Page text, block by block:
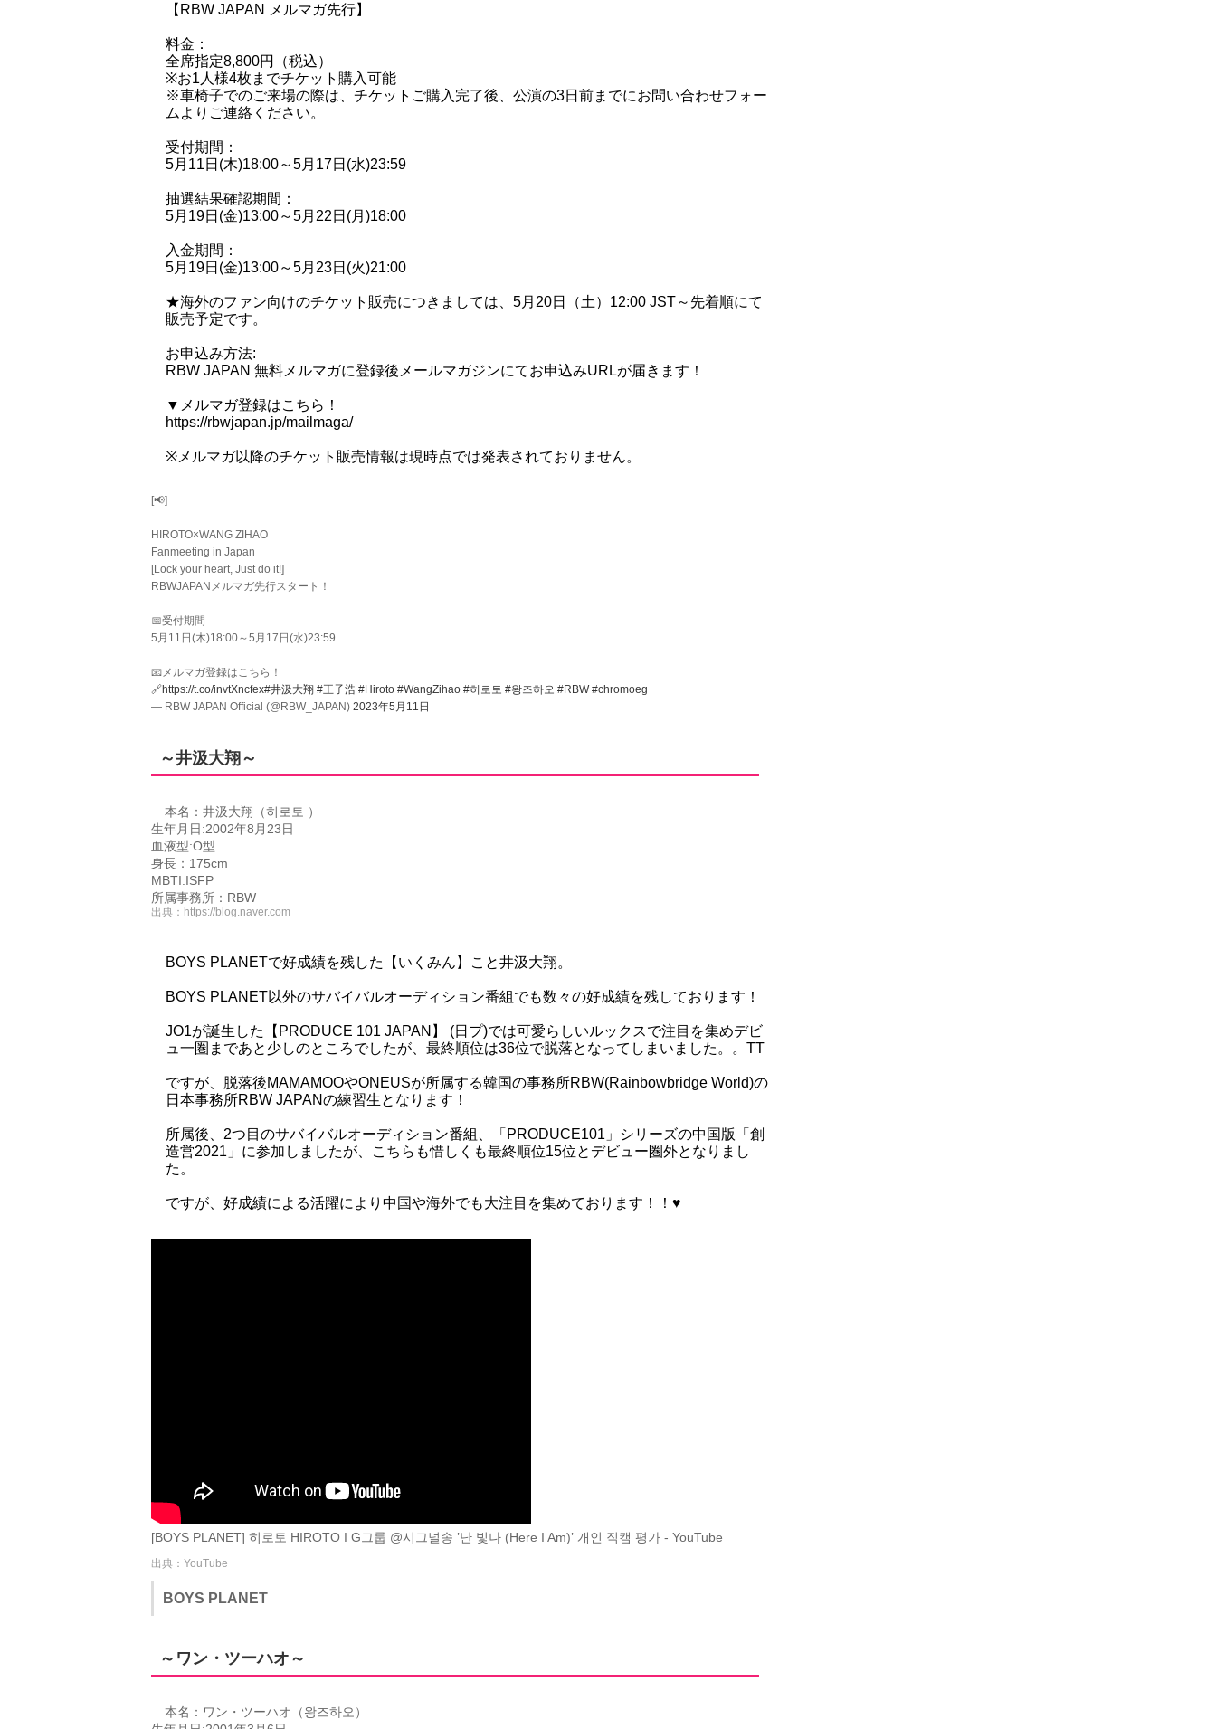
【RBW JAPAN メルマガ先行】
料金：
全席指定8,800円（税込）
※お1人様4枚までチケット購入可能
※車椅子でのご来場の際は、チケットご購入完了後、公演の3日前までにお問い合わせフォー
ムよりご連絡ください。
受付期間：
5月11日(木)18:00～5月17日(水)23:59
抽選結果確認期間：
5月19日(金)13:00～5月22日(月)18:00
入金期間：
5月19日(金)13:00～5月23日(火)21:00
★海外のファン向けのチケット販売につきましては、5月20日（土）12:00 JST～先着順にて
販売予定です。
お申込み方法:
RBW JAPAN 無料メルマガに登録後メールマガジンにてお申込みURLが届きます！
▼メルマガ登録はこちら！
https://rbwjapan.jp/mailmaga/
※メルマガ以降のチケット販売情報は現時点では発表されておりません。
[📢]
HIROTO×WANG ZIHAO
Fanmeeting in Japan
[Lock your heart, Just do it!]
RBWJAPANメルマガ先行スタート！
📅受付期間
5月11日(木)18:00～5月17日(水)23:59
📧メルマガ登録はこちら！
🔗https://t.co/invtXncfex#井汲大翔 #王子浩 #Hiroto #WangZihao #히로토 #왕즈하오 #RBW #chromoeg
— RBW JAPAN Official (@RBW_JAPAN) 2023年5月11日
～井汲大翔～
本名：井汲大翔（히로토 ）
生年月日:2002年8月23日
血液型:O型
身長：175cm
MBTI:ISFP
所属事務所：RBW
出典： https://blog.naver.com
BOYS PLANETで好成績を残した【いくみん】こと井汲大翔。
BOYS PLANET以外のサバイバルオーディション番組でも数々の好成績を残しております！
JO1が誕生した【PRODUCE 101 JAPAN】 (日プ)では可愛らしいルックスで注目を集めデビ
ュ一圏まであと少しのところでしたが、最終順位は36位で脱落となってしまいました。。TT
ですが、脱落後MAMAMOOやONEUSが所属する韓国の事務所RBW(Rainbowbridge World)の
日本事務所RBW JAPANの練習生となります！
所属後、2つ目のサバイバルオーディション番組、「PRODUCE101」シリーズの中国版「創
造営2021」に参加しましたが、こちらも惜しくも最終順位15位とデビュー圏外となりまし
た。
ですが、好成績による活躍により中国や海外でも大注目を集めております！！♥
[BOYS PLANET] 히로토 HIROTO I G그룹 @시그널송 ’난 빛나 (Here I Am)’ 개인 직캠 평가 - YouTube
出典：YouTube
BOYS PLANET
～ワン・ツーハオ～
本名：ワン・ツーハオ（왕즈하오）